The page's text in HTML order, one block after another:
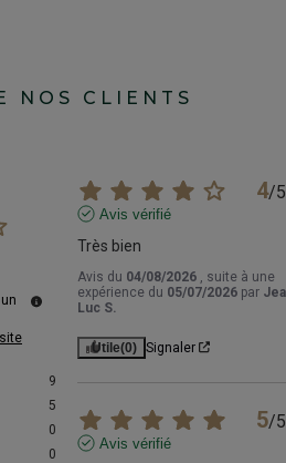
NOS CLIENTS
9
5
0
0
4/5
Avis vérifié
Très bien
Avis du 04/08/2026 , suite à une
expérience du 05/07/2026 par
Luc S.
Utile(0) Signaler
5/5
Avis vérifié